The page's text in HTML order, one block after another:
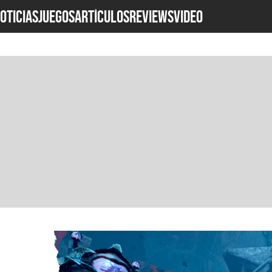
JUEGOSARTÍCULOSREVIEWSVideo